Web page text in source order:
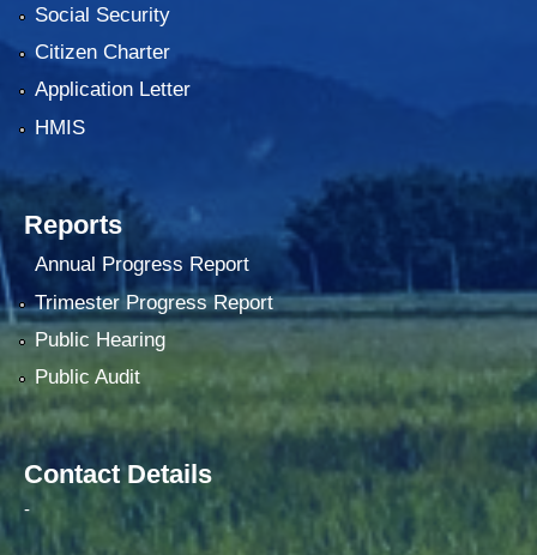
Social Security
Citizen Charter
Application Letter
HMIS
Reports
Annual Progress Report
Trimester Progress Report
Public Hearing
Public Audit
Contact Details
-